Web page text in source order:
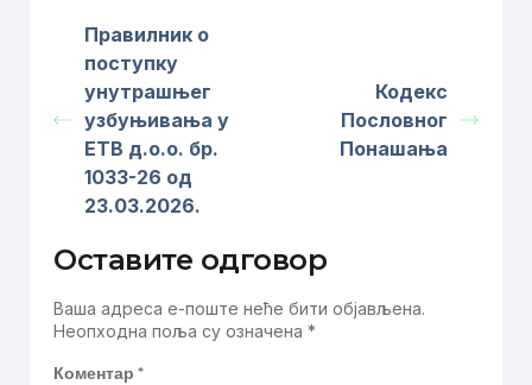
Правилник о
поступку
унутрашњег
узбуњивања у
ЕТВ д.о.о. бр.
1033-26 од
23.03.2026.
Кодекс
Пословног
Понашања
Оставите одговор
Ваша адреса е-поште неће бити објављена.
Неопходна поља су означена *
Коментар *